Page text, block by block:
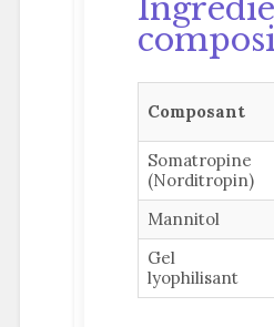
Composant
Somatropine
(Norditropin)
Mannitol
Gel
lyophilisant